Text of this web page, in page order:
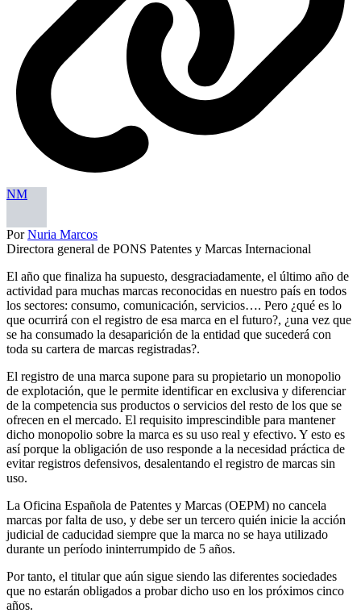
NM
PorNuria Marcos
Directora general de PONS Patentes y Marcas Internacional
El año que finaliza ha supuesto, desgraciadamente, el último año de
actividad para muchas marcas reconocidas en nuestro país en todos
los sectores: consumo, comunicación, servicios…. Pero ¿qué es lo
que ocurrirá con el registro de esa marca en el futuro?, ¿una vez que
se ha consumado la desaparición de la entidad que sucederá con
toda su cartera de marcas registradas?.
El registro de una marca supone para su propietario un monopolio
de explotación, que le permite identificar en exclusiva y diferenciar
de la competencia sus productos o servicios del resto de los que se
ofrecen en el mercado. El requisito imprescindible para mantener
dicho monopolio sobre la marca es su uso real y efectivo. Y esto es
así porque la obligación de uso responde a la necesidad práctica de
evitar registros defensivos, desalentando el registro de marcas sin
uso.
La Oficina Española de Patentes y Marcas (OEPM) no cancela
marcas por falta de uso, y debe ser un tercero quién inicie la acción
judicial de caducidad siempre que la marca no se haya utilizado
durante un período ininterrumpido de 5 años.
Por tanto, el titular que aún sigue siendo las diferentes sociedades
que no estarán obligados a probar dicho uso en los próximos cinco
años.